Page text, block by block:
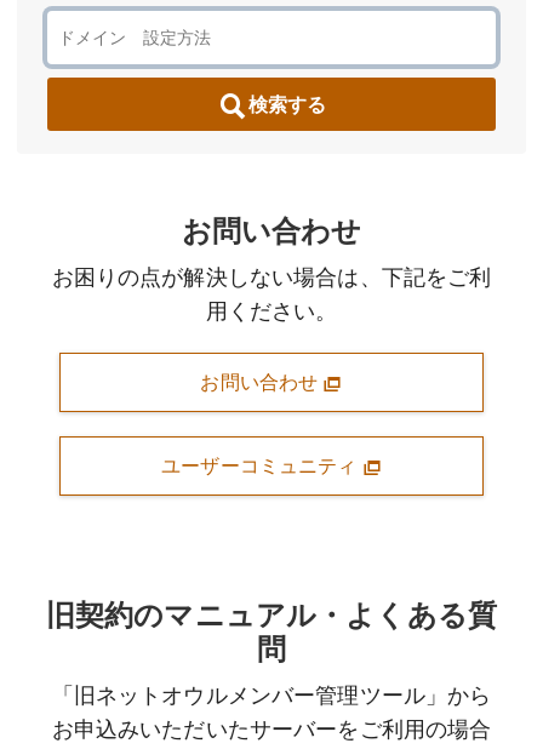
検索する
お問い合わせ
お困りの点が解決しない場合は、下記をご利
用ください。
お問い合わせ
ユーザーコミュニティ
旧契約のマニュアル・よくある質
問
「旧ネットオウルメンバー管理ツール」から
お申込みいただいたサーバーをご利用の場合